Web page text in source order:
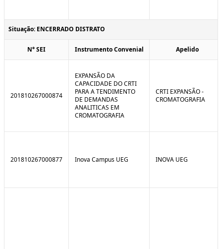
Situação: ENCERRADO DISTRATO
N° SEI Instrumento Convenial Apelido
201810267000874
EXPANSÃO DA
CAPACIDADE DO CRTI
PARA A TENDIMENTO
DE DEMANDAS
ANALITICAS EM
CROMATOGRAFIA
CRTI EXPANSÃO -
CROMATOGRAFIA
201810267000877 Inova Campus UEG INOVA UEG